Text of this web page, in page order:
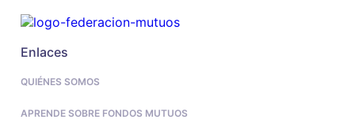
Enlaces
QUIÉNES SOMOS
APRENDE SOBRE FONDOS MUTUOS